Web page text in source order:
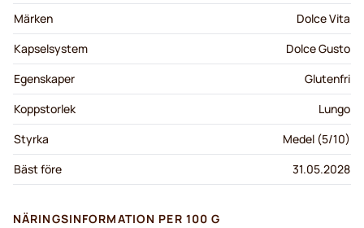
Märken
Dolce Vita
Kapselsystem
Dolce Gusto
Egenskaper
Glutenfri
Koppstorlek
Lungo
Styrka
Medel (5/10)
Bäst före
31.05.2028
NÄRINGSINFORMATION PER 100 G